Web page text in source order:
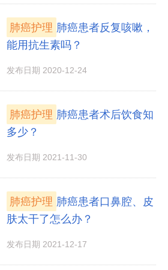
肺癌护理 肺癌患者反复咳嗽，
能用抗生素吗？
发布日期 2020-12-24
肺癌护理 肺癌患者术后饮食知
多少？
发布日期 2021-11-30
肺癌护理 肺癌患者口鼻腔、皮
肤太干了怎么办？
发布日期 2021-12-17